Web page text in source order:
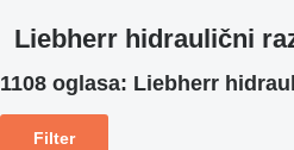
Liebherr hidraulični
1108 oglasa: Liebherr
Filter